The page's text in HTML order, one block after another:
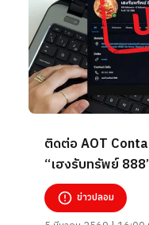
ติดต่อ AOT
“เฮงรับทรัพย์
132-1888
ข่าวปลอม